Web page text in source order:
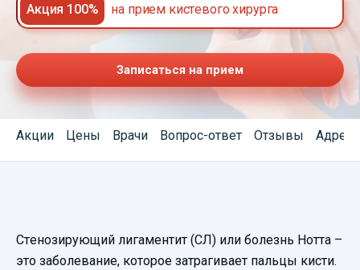
Акция 100% на прием кистевого хирурга
Записаться на прием
Акции Цены Врачи Вопрос-ответ Отзывы
Смотреть
видеопрезентацию
Стенозирующий лигаментит (СЛ) или болезнь Нотта –
это заболевание, которое затрагивает пальцы кисти.